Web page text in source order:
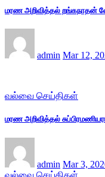
மரண அறிவித்தல் றங்கநாதன்
admin Mar 12,
வல்வை செய்திகள்
மரண அறிவித்தல்
admin Mar 3,
வல்வை செய்திகள்